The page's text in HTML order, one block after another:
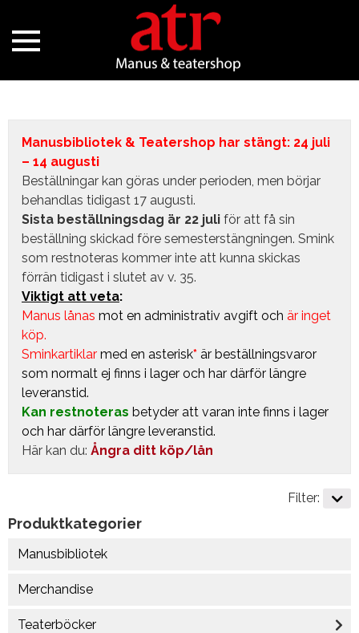
Manusbibliotek & Teatershop har stängt: 24 juli
– 14 augusti
Beställningar kan göras under perioden, men börjar
behandlas tidigast 17 augusti.
Sista beställningsdag är 22 juli för att få sin
beställning skickad före semesterstängningen. Smink
som restnoteras kommer inte att kunna skickas
förrän tidigast i slutet av v. 35.
Viktigt att veta:
Manus lånas mot en administrativ avgift och är inget
köp.
Sminkartiklar med en asterisk* är beställningsvaror
som normalt ej finns i lager och har därför längre
leveranstid.
Kan restnoteras betyder att varan inte finns i lager
och har därför längre leveranstid.
Här kan du: Ångra ditt köp/lån
Produktkategorier
Manusbibliotek
Merchandise
Teaterböcker
Filter: